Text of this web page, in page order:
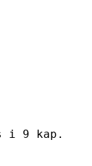
i 9 kap.